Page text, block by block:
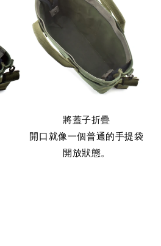
將蓋子折疊
開口就像一個普通的手提袋
開放狀態。